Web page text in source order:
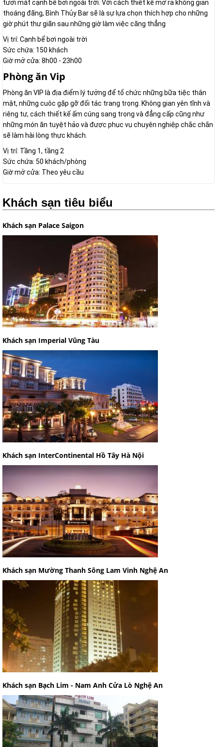
tươi mát cạnh bể bơi ngoài trời. Với cách thiết kế mở ra không gian
thoáng đãng, Bình Thủy Bar sẽ là sự lựa chọn thích hợp cho những
giờ phút thư giãn sau những giờ làm việc căng thẳng
Vị trí: Cạnh bể bơi ngoài trời
Sức chứa: 150 khách
Giờ mở cửa: 8h00 - 23h00
Phòng ăn Vip
Phòng ăn VIP là địa điểm lý tưởng để tổ chức những bữa tiệc thân
mật, những cuôc gặp gỡ đối tác trang trọng. Không gian yên tĩnh và
riêng tư, cách thiết kế ấm cúng sang trọng và đẳng cấp cũng như
những món ăn tuyệt hảo và được phục vụ chuyên nghiệp chắc chắn
sẽ làm hài lòng thực khách.
Vị trí: Tầng 1, tầng 2
Sức chứa: 50 khách/phòng
Giờ mở cửa: Theo yêu cầu
Khách sạn tiêu biểu
Khách sạn Palace Saigon
Khách sạn Imperial Vũng Tàu
Khách sạn InterContinental Hồ Tây Hà Nội
Khách sạn Mường Thanh Sông Lam Vinh Nghệ An
Khách sạn Bạch Lim - Nam Anh Cửa Lò Nghệ An